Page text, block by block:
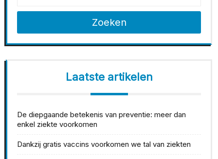
Zoeken
Laatste artikelen
De diepgaande betekenis van preventie: meer dan
enkel ziekte voorkomen
Dankzij gratis vaccins voorkomen we tal van ziekten